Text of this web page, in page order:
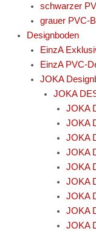
schwarzer
grauer PVC-
Designboden
EinzA
EinzA PVC-
JOKA
JOKA
JOKA
JOKA
JOKA
JOKA
JOKA
JOKA
JOKA
JOKA
JOKA